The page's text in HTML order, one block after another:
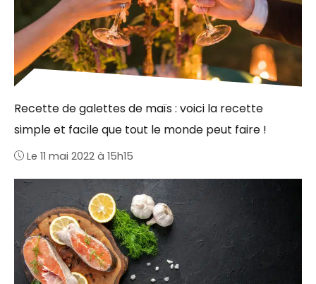
Recette de galettes de maïs : voici la recette
simple et facile que tout le monde peut faire !
Le 11 mai 2022 à 15h15